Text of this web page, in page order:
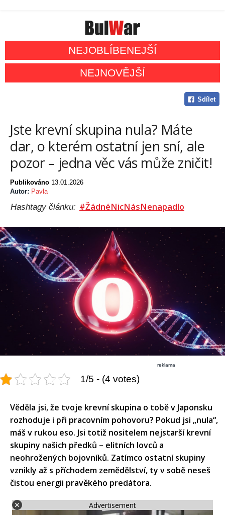
NEJOBLÍBENEJŠÍ
NEJNOVĚJŠÍ
Sdílet
Jste krevní skupina nula? Máte
dar, o kterém ostatní jen sní, ale
pozor – jedna věc vás může zničit!
Publikováno 13.01.2026
Autor: Pavla
Hashtagy článku: #ŽádnéNicNásNenapadlo
reklama
1/5 - (4 votes)
Věděla jsi, že tvoje krevní skupina o tobě v Japonsku
rozhoduje i při pracovním pohovoru? Pokud jsi „nula“,
máš v rukou eso. Jsi totiž nositelem nejstarší krevní
skupiny našich předků – elitních lovců a
neohrožených bojovníků. Zatímco ostatní skupiny
vznikly až s příchodem zemědělství, ty v sobě neseš
čistou energii pravěkého predátora.
Advertisement